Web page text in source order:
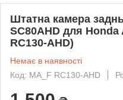
Штатна камера
SC80AHD для Honda
RC130-AHD)
Немає в наявності
Код: MA_F RC130-AHD